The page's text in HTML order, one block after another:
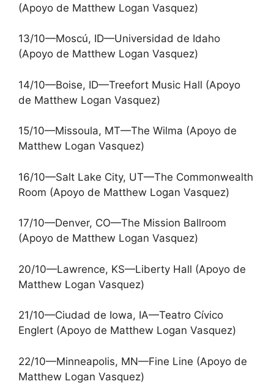
(Apoyo de Matthew Logan Vasquez)
13/10—Moscú, ID—Universidad de Idaho
(Apoyo de Matthew Logan Vasquez)
14/10—Boise, ID—Treefort Music Hall (Apoyo
de Matthew Logan Vasquez)
15/10—Missoula, MT—The Wilma (Apoyo de
Matthew Logan Vasquez)
16/10—Salt Lake City, UT—The Commonwealth
Room (Apoyo de Matthew Logan Vasquez)
17/10—Denver, CO—The Mission Ballroom
(Apoyo de Matthew Logan Vasquez)
20/10—Lawrence, KS—Liberty Hall (Apoyo de
Matthew Logan Vasquez)
21/10—Ciudad de Iowa, IA—Teatro Cívico
Englert (Apoyo de Matthew Logan Vasquez)
22/10—Minneapolis, MN—Fine Line (Apoyo de
Matthew Logan Vasquez)